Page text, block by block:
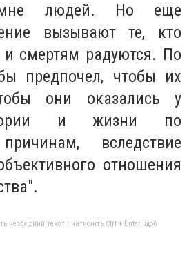
мне людей. Но еще
вызывают те, кто
и смертям радуются. По
предпочел, чтобы их
они оказались у
и жизни по
вследствие
отношения
необхідний текст і натисніть Ctrl + Enter, щоб